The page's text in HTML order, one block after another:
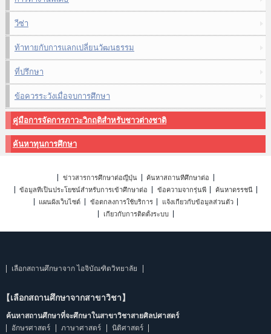
วีซ่า
ท้าทายกับการแลกเปลี่ยนวัฒนธรรม
ที่ปรึกษา
ข้อควรระวังเมื่อจบการศึกษา
คู่มือการจัดการภาวะวิกฤติสำหรับชาวต่างชาติ
ค้นหาทุนการศึกษา
ข่าวสารการศึกษาต่อญี่ปุ่น
ค้นหาสถานที่ศึกษาต่อ
ข้อมูลที่เป็นประโยชน์สำหรับการเข้าศึกษาต่อ
ข้อความจากรุ่นพี่
ค้นหาดรรชนี
แผนผังเว็บไซต์
ข้อตกลงการใช้บริการ
แจ้งเกี่ยวกับข้อมูลส่วนตัว
เกี่ยวกับการติดตั้งระบบ
เลือกสถานศึกษาจาก ไอจิบัณฑิตวิทยาลัย
【เลือกสถานศึกษาจากสาขาวิชา】
ค้นหาสถานศึกษาที่จะศึกษาในสาขาวิชาสายศิลปศาสตร์
อักษรศาสตร์
ภาษาศาสตร์
นิติศาสตร์